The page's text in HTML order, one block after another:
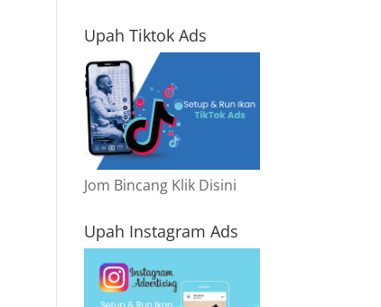
Upah Tiktok Ads
Jom Bincang Klik Disini
Upah Instagram Ads